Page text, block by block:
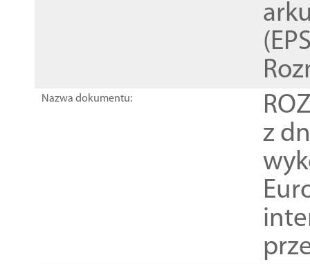
Nazwa dokumentu:
z